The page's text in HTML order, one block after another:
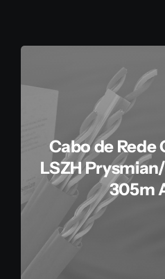
Contato
Cabo de Rede
LSZH
305m